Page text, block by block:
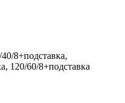
8+подставка,
120/60/8+подставка